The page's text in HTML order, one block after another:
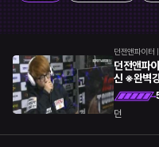
롤토체스
히어로즈오브스톰
서든어택
던전앤파이터
던전앤파이터
던전앤파
신 ※완벽
던